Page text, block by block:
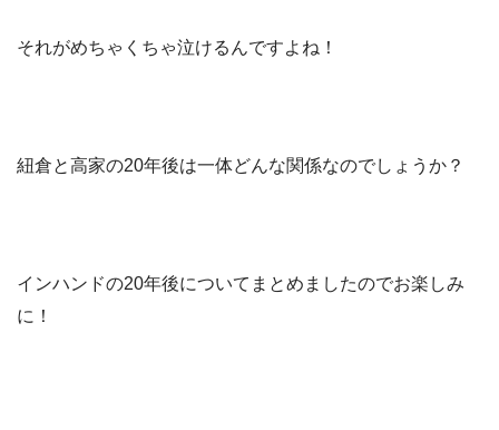
それがめちゃくちゃ泣けるんですよね！
紐倉と高家の20年後は一体どんな関係なのでしょうか？
インハンドの20年後についてまとめましたのでお楽しみ
に！